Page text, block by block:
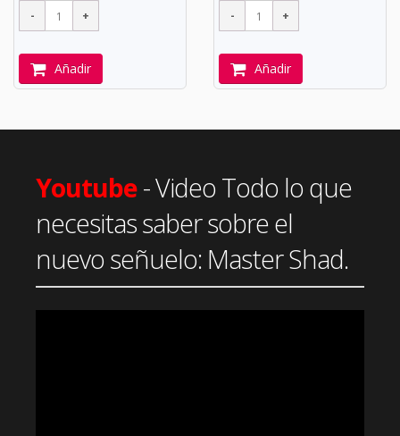
Añadir Añadir
Youtube- Video Todo lo que
necesitas saber sobre el
nuevo señuelo: Master Shad.